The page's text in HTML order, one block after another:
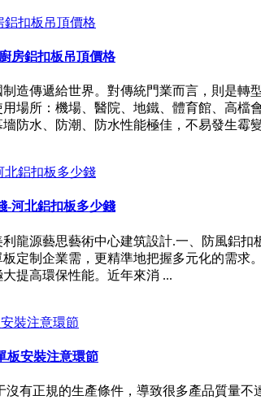
房鋁扣板吊頂價格
造傳遞給世界。對傳統門業而言，則是
場所：機場、醫院、地鐵、體育館、高
防水、防潮、防水性能極佳，不易發生霉
-河北鋁扣板多少錢
龍源藝思藝術中心建筑設計.一、防風鋁
定制企業需，更精準地把握多元化的需求
提高環保性能。近年來消 ...
板安裝注意環節
有正規的生產條件，導致很多產品質量